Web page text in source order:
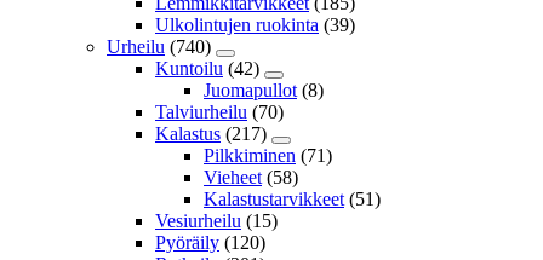
Ulkolintujen ruokinta (39)
Urheilu (740)
Kuntoilu (42)
Juomapullot (8)
Talviurheilu (70)
Kalastus (217)
Pilkkiminen (71)
Vieheet (58)
Kalastustarvikkeet (51)
Vesiurheilu (15)
Pyöräily (120)